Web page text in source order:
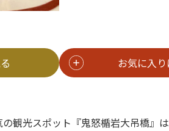
お気に入
観光スポット『鬼怒楯岩大吊橋』は